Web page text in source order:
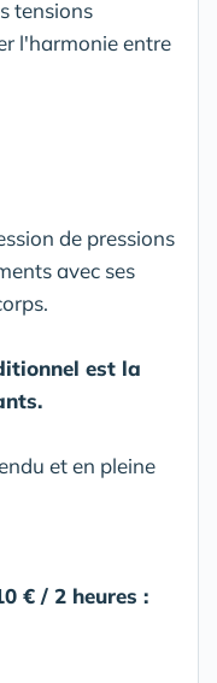
tensions
l'harmonie entre
de pressions
avec ses
est la
et en pleine
€ / 2 heures :